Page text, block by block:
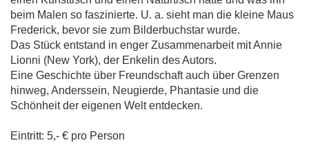
beim Malen so faszinierte. U. a. sieht man die kleine Maus
Frederick, bevor sie zum Bilderbuchstar wurde.
Das Stück entstand in enger Zusammenarbeit mit Annie
Lionni (New York), der Enkelin des Autors.
Eine Geschichte über Freundschaft auch über Grenzen
hinweg, Anderssein, Neugierde, Phantasie und die
Schönheit der eigenen Welt entdecken.
Eintritt: 5,- € pro Person